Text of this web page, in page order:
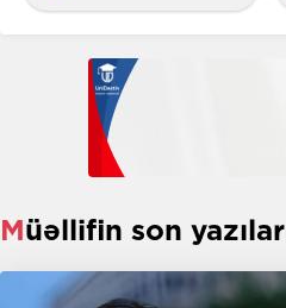
Müəllifin son